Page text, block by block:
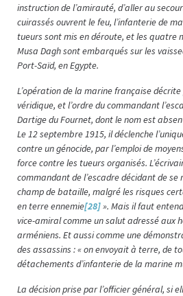
instruction de l’amirauté, d’aller au
cuirassés ouvrent le feu, l’infanterie de
tueurs sont mis en déroute, et les quatre
Musa Dagh sont embarqués sur les
Port-Saïd, en Egypte.
L’opération de la marine française
véridique, et l’ordre du commandant
Dartige du Fournet, dont le nom est
Le 12 septembre 1915, il déclenche
contre un génocide, par l’emploi de
force contre les tueurs organisés.
commandant de l’escadre décidant de se
champ de bataille, malgré les risques
en terre ennemie[28]». Mais il faut
vice-amiral comme un salut adressé aux
arméniens. Et aussi comme une
des assassins : « on envoyait à terre, de
détachements d’infanterie de la marine
La décision prise par l’officier général, si